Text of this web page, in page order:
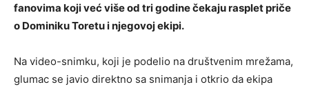
fanovima koji već više od tri godine čekaju rasplet priče
o Dominiku Toretu i njegovoj ekipi.
Na video-snimku, koji je podelio na društvenim mrežama,
glumac se javio direktno sa snimanja i otkrio da ekipa